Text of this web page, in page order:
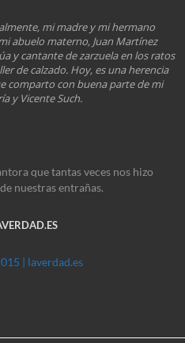
mi madre y mi hermano
abuelo materno, Juan Martínez
y cantante de zarzuela en los ratos
de calzado. Hoy, es una herencia
comparto con buena parte de mi
y Vicente Such.
que tantas veces nos hizo
nuestras entrañas.